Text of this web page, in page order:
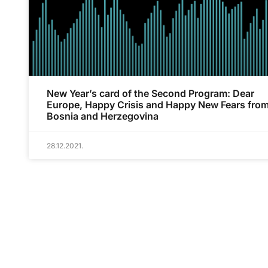
New Year’s card of the Second Program: Dear
Europe, Happy Crisis and Happy New Fears
Bosnia and Herzegovina
28.12.2021.